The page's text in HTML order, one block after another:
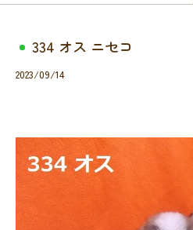
334 オス ニセコ
2023/09/14